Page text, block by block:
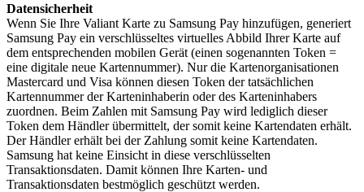
Datensicherheit
Wenn Sie Ihre Valiant Karte zu Samsung Pay hinzufügen, generiert
Samsung Pay ein verschlüsseltes virtuelles Abbild Ihrer Karte auf
dem entsprechenden mobilen Gerät (einen sogenannten Token =
eine digitale neue Kartennummer). Nur die Kartenorganisationen
Mastercard und Visa können diesen Token der tatsächlichen
Kartennummer der Karteninhaberin oder des Karteninhabers
zuordnen. Beim Zahlen mit Samsung Pay wird lediglich dieser
Token dem Händler übermittelt, der somit keine Kartendaten erhält.
Der Händler erhält bei der Zahlung somit keine Kartendaten.
Samsung hat keine Einsicht in diese verschlüsselten
Transaktionsdaten. Damit können Ihre Karten- und
Transaktionsdaten bestmöglich geschützt werden.